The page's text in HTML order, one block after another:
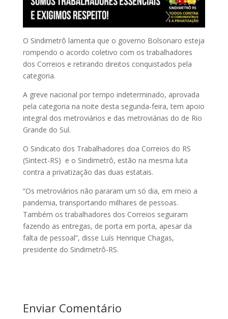
O Sindimetrô lamenta que o governo Bolsonaro esteja
rompendo o acordo coletivo com os trabalhadores
dos Correios e retirando direitos conquistados pela
categoria.
A greve nacional por tempo indeterminado, aprovada
pela categoria na noite desta segunda-feira, tem apoio
integral dos metroviários e das metroviárias do de Rio
Grande do Sul.
O Sindicato dos Trabalhadores doa Correios do RS
(Sintect-RS) e o Sindimetrô, estão na mesma luta
contra a privatização das duas estatais.
“Os metroviários não pararam um só dia, em meio a
pandemia, transportando milhares de pessoas.
Também os trabalhadores dos Correios seguiram
fazendo as entregas, de porta em porta, apesar da
falta de pessoal”, disse Luís Henrique Chagas,
presidente do Sindimetrô-RS.
Enviar Comentário